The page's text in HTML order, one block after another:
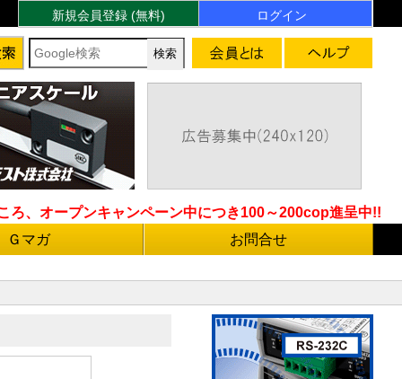
ログイン
新規会員登録 (無料)
ろ、オープンキャンペーン中につき100～200cop進呈中!!
Ｇマガ お問合せ